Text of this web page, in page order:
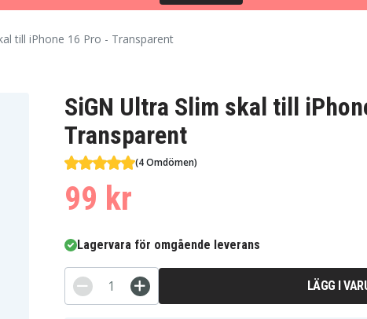
till iPhone 16 Pro - Transparent
SiGN Ultra Slim skal till
Transparent
(4 Omdömen)
99 kr
Lagervara för omgående leverans
LÄGG I